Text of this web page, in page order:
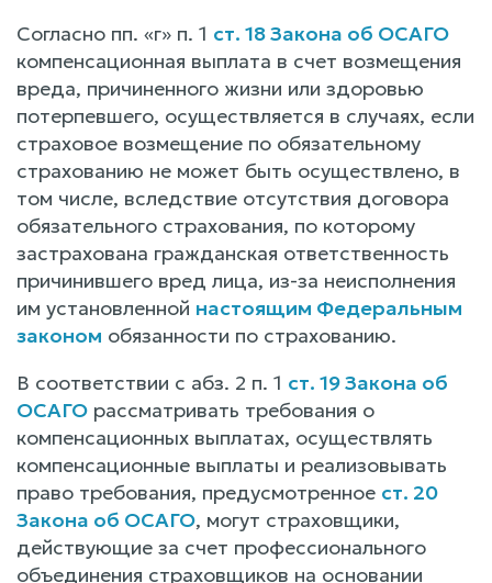
Согласно пп. «г» п. 1 ст. 18 Закона об ОСАГО
компенсационная выплата в счет возмещения
вреда, причиненного жизни или здоровью
потерпевшего, осуществляется в случаях, если
страховое возмещение по обязательному
страхованию не может быть осуществлено, в
том числе, вследствие отсутствия договора
обязательного страхования, по которому
застрахована гражданская ответственность
причинившего вред лица, из-за неисполнения
им установленной настоящим Федеральным
законом обязанности по страхованию.
В соответствии с абз. 2 п. 1 ст. 19 Закона об
ОСАГО рассматривать требования о
компенсационных выплатах, осуществлять
компенсационные выплаты и реализовывать
право требования, предусмотренное ст. 20
Закона об ОСАГО, могут страховщики,
действующие за счет профессионального
объединения страховщиков на основании